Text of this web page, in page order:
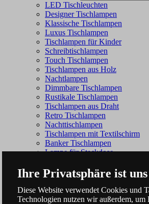
LED Tischleuchten
Designer Tischlampen
Klassische Tischlampen
Luxus Tischlampen
Tischlampen für Kinder
Schreibtischlampen
Touch Tischlampen
Tischlampen aus Holz
Nachtlampen
Dimmbare Tischlampen
Rustikale Tischlampen
Tischlampen aus Draht
Retro Tischlampen
Nachttischlampen
Tischlampen mit Textilschirm
Banker Tischlampen
Lampe für Steckdose
Ihre Privatsphäre ist
Diese Website verwendet Cookies und
Technologien nutzen wir außerdem, um